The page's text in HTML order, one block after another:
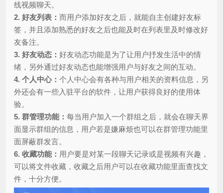
线视频聊天。
2. 好友列表： 而用户添加好友之后，就能自主创建好友标
签，并且添加熟悉的好友之后也能及时在列表里及时修改好
友备注。
3. 好友动态： 好友动态功能是为了让用户抒发生活中的情
绪，另外通过好友动态也能增强用户与好友之间的互动。
4. 个人中心： 个人中心会有各种与用户相关的资料信息，另
外还会有一些入驻平台的软件，让用户获得良好的使用体
验。
5. 群管理功能： 每当用户加入一个群组之后，就会在聊天界
面显示群组的信息，用户若是嫌麻烦也可以在群管理功能里
面屏蔽群发言。
6. 收藏功能： 用户要是对某一段聊天记录或是视频有兴趣，
可以将文件收藏，收藏之后用户可以在收藏功能里面查找文
件，十分方便。